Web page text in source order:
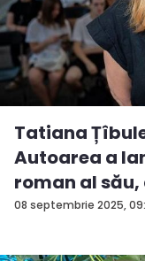
08 septembrie 2025,
Tatiana
Autoarea a
roman al său,